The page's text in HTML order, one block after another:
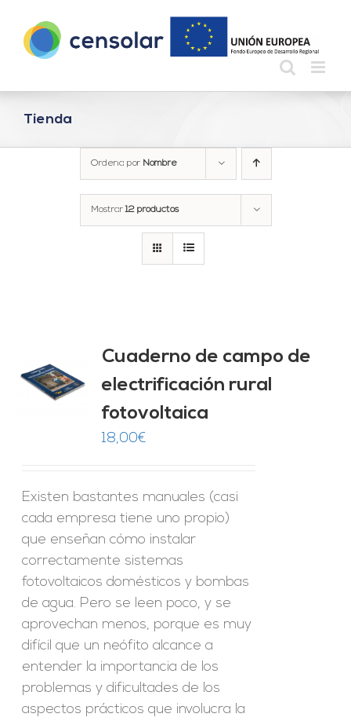
contenido
Tienda
Ordena por Nombre
Mostrar12 productos
Cuaderno de campo de
electrificación rural
fotovoltaica
18,00€
Existen bastantes manuales (casi
cada empresa tiene uno propio)
que enseñan cómo instalar
correctamente sistemas
fotovoltaicos domésticos y bombas
de agua. Pero se leen poco, y se
aprovechan menos, porque es muy
difícil que un neófito alcance a
entender la importancia de los
problemas y dificultades de los
aspectos prácticos que involucra la